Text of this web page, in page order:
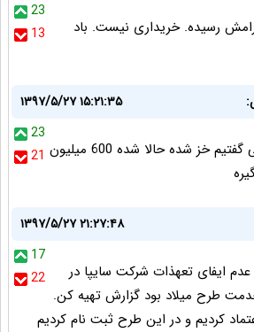
23
13
رسیده. خریداری نیست. باد
۱۳۹۷/۵/۲۷ ۱۵:۲۱:۳۵
23
21 چقدر به سانتافه می گفتیم خز شده حالا شده 600 میلیون
۱۳۹۷/۵/۲۷ ۲۱:۲۷:۴۸
17
22
عدم ایفای تعهذات شرکت سایپا در
طرح میلاد بود گزارش تهیه کن.
کردیم و در این طرح ثبت نام کردیم